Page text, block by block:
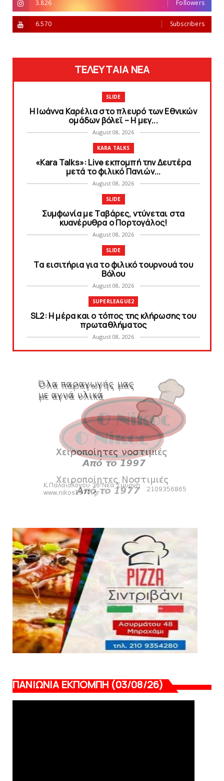
3.826 Followers
6.570 Subscribers
ΤΕΛΕΥΤΑΙΑ ΝΕΑ
SLIDE
Η Ιωάννα Καρέλια στο πλευρό των Εθνικών
ομάδων βόλεϊ – H μεγ...
August 08, 2026
KARA TALKS
«Kara Talks»: Live εκπομπή την Δευτέρα
μετά το φιλικό Πανιών...
August 08, 2026
SLIDE
Συμφωνία με Tαβάρες, ντύνεται στα
κυανέρυθρα ο Πορτογάλος!
August 08, 2026
SLIDE
Tα εισιτήρια για το φιλικό τουρνουά του
Bόλου
August 08, 2026
SUPERLEAGUE2
SL2: Η μέρα και ο τόπος της κλήρωσης του
πρωταθλήματος
August 08, 2026
KARA TALKS
August 07, 2026
KARA TALKS
«Kara Talks»: LIVE 21:00
August 07, 2026
SLIDE
Κύπελλο: Την Τετάρτη 19 Αυγούστου το Νίκη
Βόλου - Πανιώνιος
HEADLINES
KARA TALKS
«Kara Talks» LIVE: Παρασκευή στις 21:00
August 06, 2026
ΠΑΝΙΩΝΙΑ ΕΚΠΟΜΠΗ (03/08/26)